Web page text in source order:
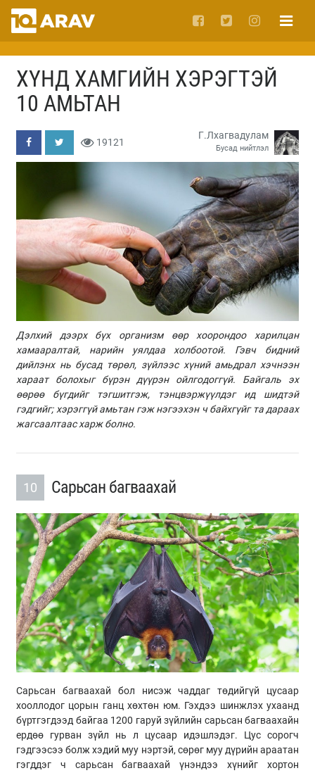
ХҮНД ХАМГИЙН ХЭРЭГТЭЙ
10 АМЬТАН
19121
Г.Лхагвадулам
Бусад нийтлэл
Дэлхий дээрх бүх организм өөр хоорондоо харилцан
хамааралтай, нарийн уялдаа холбоотой. Гэвч бидний
дийлэнх нь бусад төрөл, зүйлээс хүний амьдрал хэчнээн
хараат болохыг бүрэн дүүрэн ойлгодоггүй. Байгаль эх
өөрөө бүгдийг тэгшитгэж, тэнцвэржүүлдэг ид шидтэй
гэдгийг; хэрэггүй амьтан гэж нэгээхэн ч байхгүйг та дараах
жагсаалтаас харж болно.
10 Сарьсан багваахай
Сарьсан багваахай бол нисэж чаддаг төдийгүй цусаар
хооллодог цорын ганц хөхтөн юм. Гэхдээ шинжлэх ухаанд
бүртгэгдээд байгаа 1200 гаруй зүйлийн сарьсан багваахайн
ердөө гурван зүйл нь л цусаар идэшлэдэг. Цус сорогч
гэдгээсээ болж хэдий муу нэртэй, сөрөг муу дүрийн араатан
гэгддэг ч сарьсан багваахай үнэндээ хүнийг хортон